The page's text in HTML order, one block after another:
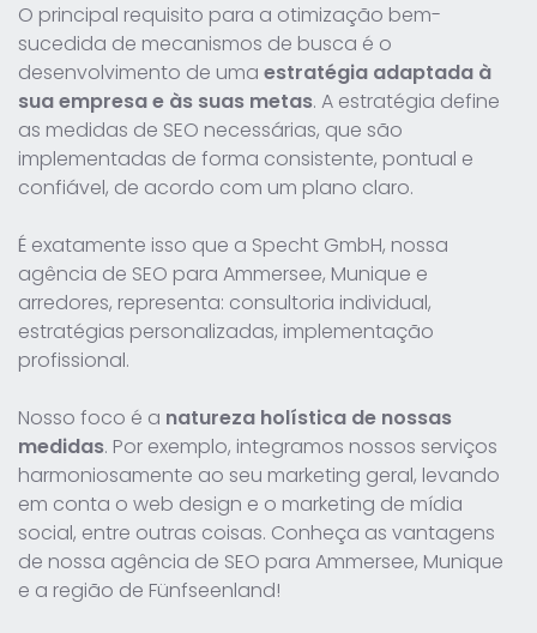
O principal requisito para a otimização bem-
sucedida de mecanismos de busca é o
desenvolvimento de uma estratégia adaptada à
sua empresa e às suas metas. A estratégia define
as medidas de SEO necessárias, que são
implementadas de forma consistente, pontual e
confiável, de acordo com um plano claro.
É exatamente isso que a Specht GmbH, nossa
agência de SEO para Ammersee, Munique e
arredores, representa: consultoria individual,
estratégias personalizadas, implementação
profissional.
Nosso foco é a natureza holística de nossas
medidas. Por exemplo, integramos nossos serviços
harmoniosamente ao seu marketing geral, levando
em conta o web design e o marketing de mídia
social, entre outras coisas. Conheça as vantagens
de nossa agência de SEO para Ammersee, Munique
e a região de Fünfseenland!